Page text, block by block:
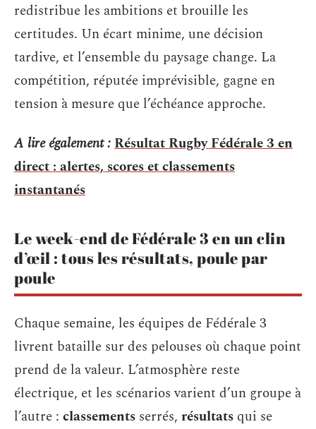
redistribue les ambitions et brouille les
certitudes. Un écart minime, une décision
tardive, et l’ensemble du paysage change. La
compétition, réputée imprévisible, gagne en
tension à mesure que l’échéance approche.
A lire également :Résultat Rugby Fédérale 3 en
direct : alertes, scores et classements
instantanés
Le week-end de Fédérale 3 en un clin
d’œil : tous les résultats, poule par
poule
Chaque semaine, les équipes de Fédérale 3
livrent bataille sur des pelouses où chaque point
prend de la valeur. L’atmosphère reste
électrique, et les scénarios varient d’un groupe à
l’autre : classements serrés, résultats qui se